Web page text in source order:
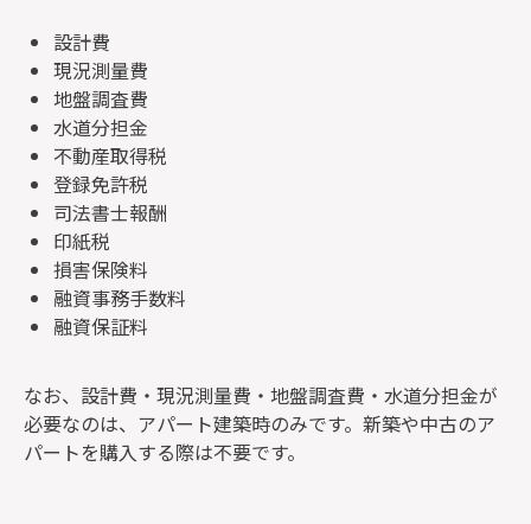
設計費
現況測量費
地盤調査費
水道分担金
不動産取得税
登録免許税
司法書士報酬
印紙税
損害保険料
融資事務手数料
融資保証料
なお、設計費・現況測量費・地盤調査費・水道分担金が
必要なのは、アパート建築時のみです。新築や中古のア
パートを購入する際は不要です。